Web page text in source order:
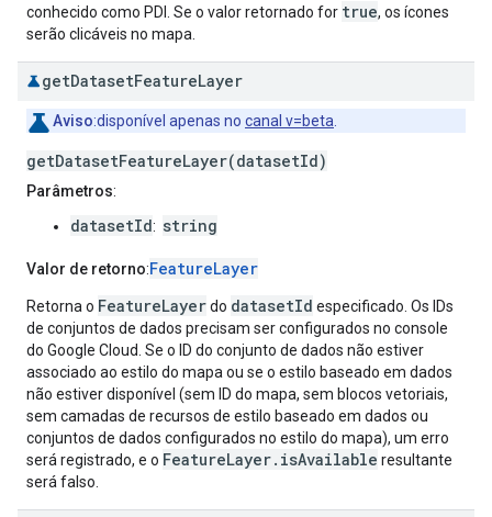
conhecido como PDI. Se o valor retornado for true, os ícones
serão clicáveis no mapa.
getDatasetFeatureLayer
Aviso:disponível apenas no canal v=beta
getDatasetFeatureLayer(datasetId)
Parâmetros:
datasetId: string
Valor de retorno:FeatureLayer
Retorna o FeatureLayerdo datasetId especificado. Os IDs
de conjuntos de dados precisam ser configurados no console
do Google Cloud. Se o ID do conjunto de dados não estiver
associado ao estilo do mapa ou se o estilo baseado em dados
não estiver disponível (sem ID do mapa, sem blocos vetoriais,
sem camadas de recursos de estilo baseado em dados ou
conjuntos de dados configurados no estilo do mapa), um erro
será registrado, e o FeatureLayer.isAvailable resultante
será falso.